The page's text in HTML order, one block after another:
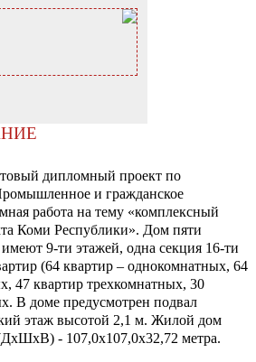
дипломный проект по
и гражданское
работа на тему «комплексный
Коми Республики». Дом пяти
9-ти этажей, одна секция 16-ти
(64 квартир – однокомнатных, 64
47 квартир трехкомнатных, 30
В доме предусмотрен подвал
этаж высотой 2,1 м. Жилой дом
- 107,0х107,0х32,72 метра.